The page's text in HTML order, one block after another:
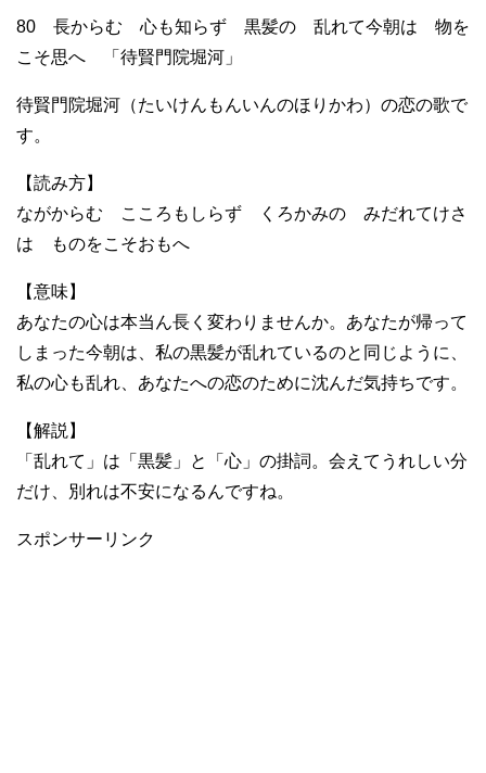
80 長からむ 心も知らず 黒髪の 乱れて今朝は 物を
こそ思へ 「待賢門院堀河」
待賢門院堀河（たいけんもんいんのほりかわ）の恋の歌で
す。
【読み方】
ながからむ こころもしらず くろかみの みだれてけさ
は ものをこそおもへ
【意味】
あなたの心は本当ん長く変わりませんか。あなたが帰って
しまった今朝は、私の黒髪が乱れているのと同じように、
私の心も乱れ、あなたへの恋のために沈んだ気持ちです。
【解説】
「乱れて」は「黒髪」と「心」の掛詞。会えてうれしい分
だけ、別れは不安になるんですね。
スポンサーリンク